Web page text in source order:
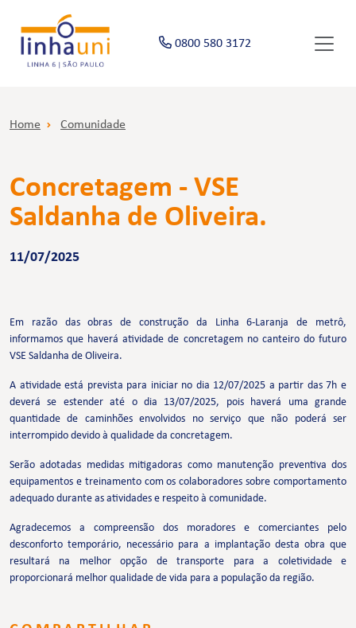
0800 580 3172
Home Comunidade
Concretagem - VSE
Saldanha de Oliveira.
11/07/2025
Em razão das obras de construção da Linha 6-Laranja de metrô,
informamos que haverá atividade de concretagem no canteiro do futuro
VSE Saldanha de Oliveira.
A atividade está prevista para iniciar no dia 12/07/2025 a partir das 7h e
deverá se estender até o dia 13/07/2025, pois haverá uma grande
quantidade de caminhões envolvidos no serviço que não poderá ser
interrompido devido à qualidade da concretagem.
Serão adotadas medidas mitigadoras como manutenção preventiva dos
equipamentos e treinamento com os colaboradores sobre comportamento
adequado durante as atividades e respeito à comunidade.
Agradecemos a compreensão dos moradores e comerciantes pelo
desconforto temporário, necessário para a implantação desta obra que
resultará na melhor opção de transporte para a coletividade e
proporcionará melhor qualidade de vida para a população da região.